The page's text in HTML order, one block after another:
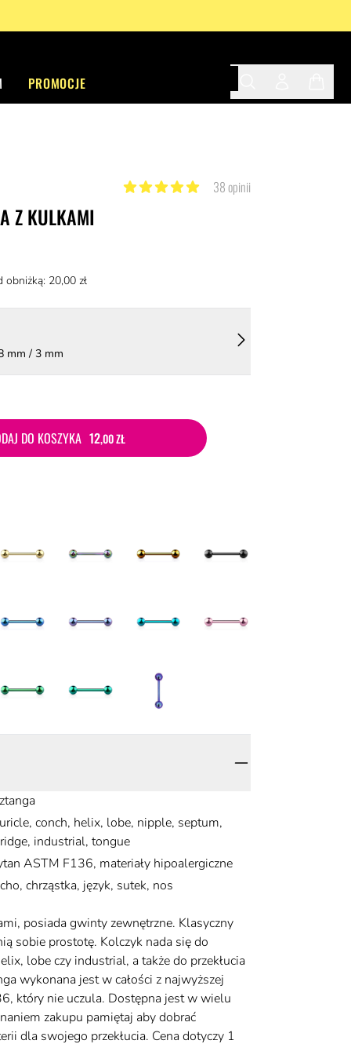
PROMOCJE
38 opinii
Z KULKAMI
obniżką: 20,00 zł
mm / 3 mm
DO KOSZYKA 12,00 ZŁ
conch, helix, lobe, nipple, septum,
industrial, tongue
ASTM F136, materiały hipoalergiczne
chrząstka, język, sutek, nos
posiada gwinty zewnętrzne. Klasyczny
sobie prostotę. Kolczyk nada się do
lobe czy industrial, a także do przekłucia
wykonana jest w całości z najwyższej
który nie uczula. Dostępna jest w wielu
zakupu pamiętaj aby dobrać
dla swojego przekłucia. Cena dotyczy 1